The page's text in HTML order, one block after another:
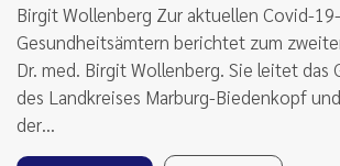
Birgit Wollenberg Zur aktuellen Covid-
Gesundheitsämtern berichtet zum
Dr. med. Birgit Wollenberg. Sie leitet das
des Landkreises Marburg-Biedenkopf
der…